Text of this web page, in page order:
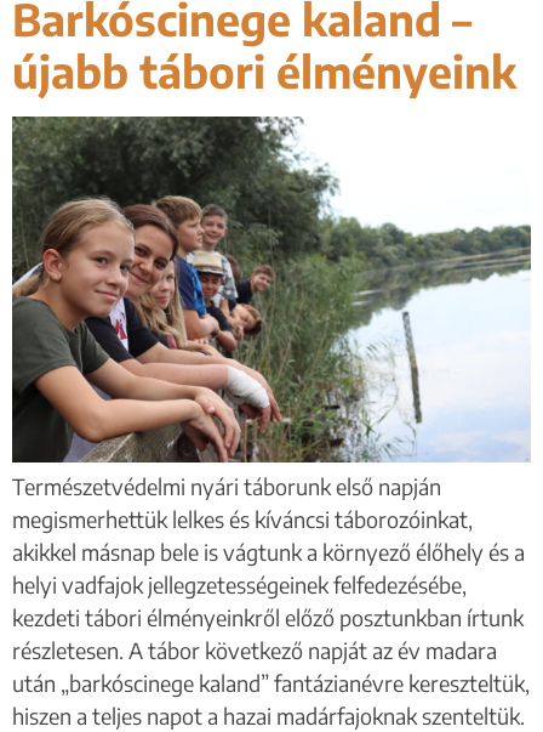
Barkóscinege kaland –
újabb tábori élményeink
Természetvédelmi nyári táborunk első napján
megismerhettük lelkes és kíváncsi táborozóinkat,
akikkel másnap bele is vágtunk a környező élőhely és a
helyi vadfajok jellegzetességeinek felfedezésébe,
kezdeti tábori élményeinkről előző posztunkban írtunk
részletesen. A tábor következő napját az év madara
után „barkóscinege kaland” fantázianévre kereszteltük,
hiszen a teljes napot a hazai madárfajoknak szenteltük.